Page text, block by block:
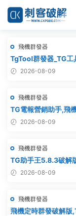
飛機群發器
TgTool群發器_TG工
最新破解版
2026-08-09
飛機群發器
TG電報營銷助手,飛
器,TG群發器,群發器
協議軟件
2026-08-09
飛機群發器
TG助手王5.8.3破解
2026-08-09
飛機群發器
飛機定時群發破解版